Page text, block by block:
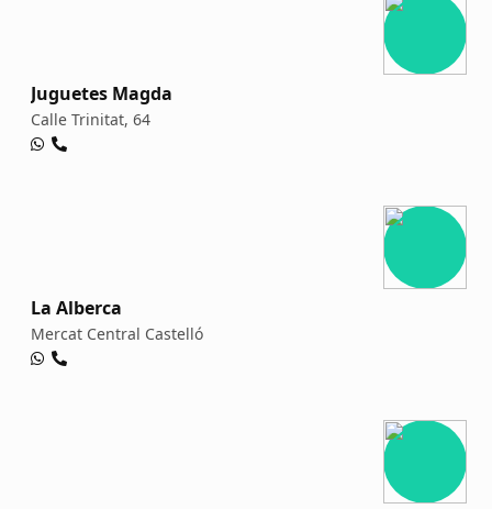
Juguetes Magda
Calle Trinitat, 64
La Alberca
Mercat Central Castelló